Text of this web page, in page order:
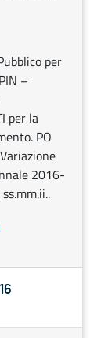
per
–
per la
PO
2016-